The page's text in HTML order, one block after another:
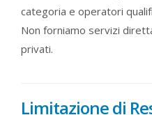
categoria e operatori
Non forniamo servizi
privati.
Limitazione di